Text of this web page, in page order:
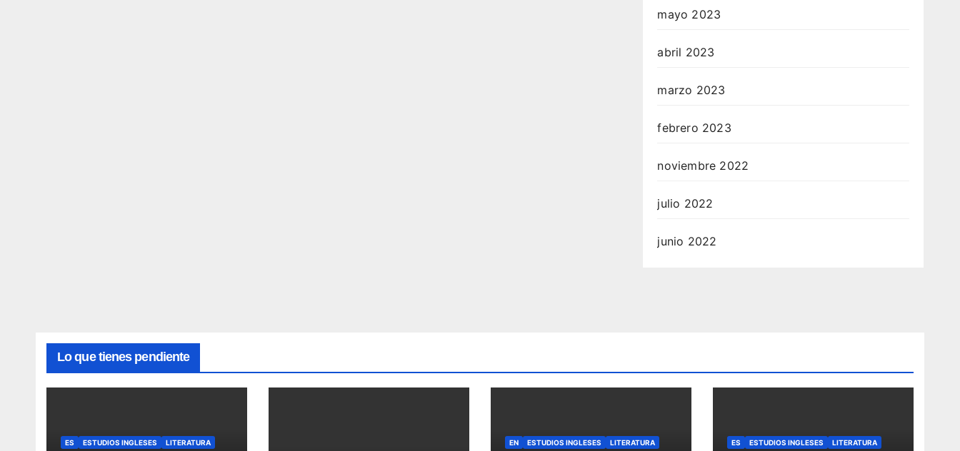
mayo 2023
abril 2023
marzo 2023
febrero 2023
noviembre 2022
julio 2022
junio 2022
Lo que tienes pendiente
ES ESTUDIOS INGLESES LITERATURA EN ESTUDIOS INGLESES LITERATURA ES ESTUDIOS INGLESES LITERATURA